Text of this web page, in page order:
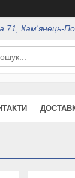
71, Кам'янець-